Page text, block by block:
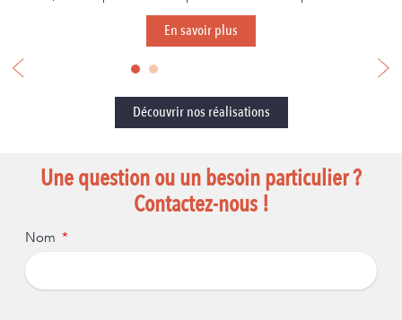
En savoir plus
Découvrir nos réalisations
Une question ou un besoin particulier ?
Contactez-nous !
Nom